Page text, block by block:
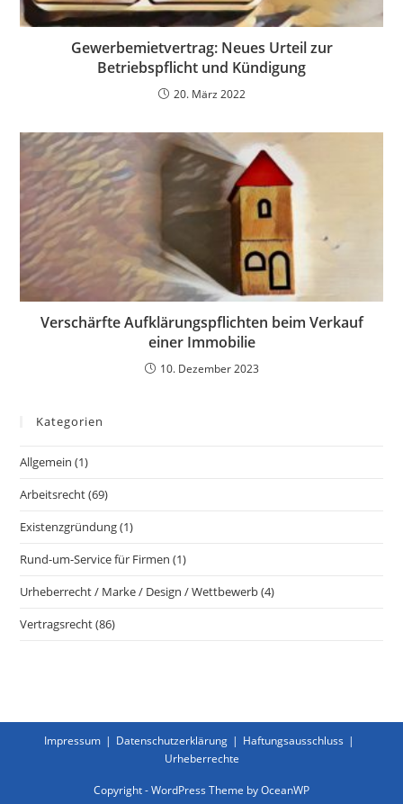
Gewerbemietvertrag: Neues Urteil zur
Betriebspflicht und Kündigung
20. März 2022
Verschärfte Aufklärungspflichten beim Verkauf
einer Immobilie
10. Dezember 2023
Kategorien
Allgemein (1)
Arbeitsrecht(69)
Existenzgründung(1)
Rund-um-Service für Firmen (1)
Urheberrecht / Marke / Design / Wettbewerb(4)
Vertragsrecht(86)
Impressum Datenschutzerklärung
Haftungsausschluss
Urheberrechte
Copyright - WordPress Theme by OceanWP